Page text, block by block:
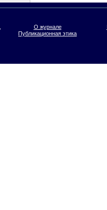
О журнале
Публикационная этика